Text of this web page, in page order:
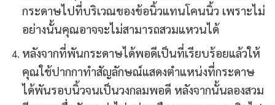
กระดาษไปที่บริเวณของข้อนิ้วแทนโคนนิ้ว เพราะไม่
อย่างนั้นคุณอาจจะไม่สามารถสวมแหวนได้
หลังจากที่พันกระดาษได้พอดีเป็นที่เรียบร้อยแล้วให้
คุณใช้ปากกาทำสัญลักษณ์แสดงตำแหน่งที่กระดาษ
ได้พันรอบนิ้วจนเป็นวงกลมพอดี หลังจากนั้นลองสวม